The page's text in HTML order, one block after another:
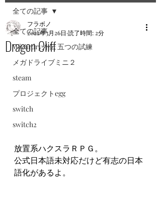
全ての記事
Wizardry外伝 五つの試練
メガドライブミニ２
steam
プロジェクトegg
switch
switch2
全ての記事
Dragon Cliff
フラボノ
2022年3月26日 読了時間: 2分
放置系ハクスラＲＰＧ。
公式日本語未対応だけど有志の日本
語化があるよ。